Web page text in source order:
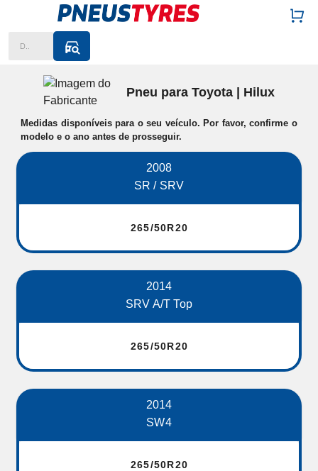
Digite aqui o que procura
Pneu para Toyota | Hilux
Medidas disponíveis para o seu veículo. Por favor, confirme o
modelo e o ano antes de prosseguir.
2008
SR / SRV
265/50R20
2014
SRV A/T Top
265/50R20
2014
SW4
265/50R20